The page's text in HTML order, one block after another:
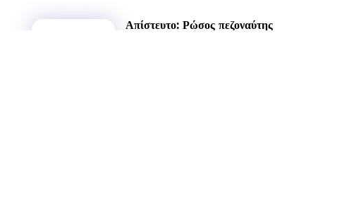
Απίστευτο: Ρώσος πεζοναύτης